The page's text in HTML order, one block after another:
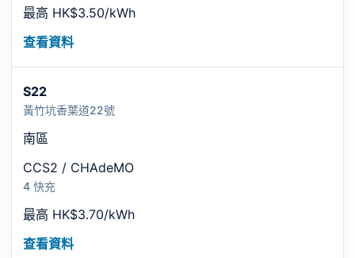
最高 HK$3.50/kWh
查看資料
S22
黃竹坑香葉道22號
南區
CCS2 / CHAdeMO
4 快充
最高 HK$3.70/kWh
查看資料